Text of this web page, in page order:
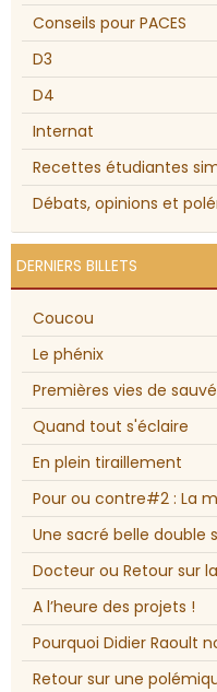
Conseils pour PACES
D3
D4
Internat
Recettes étudiantes
Débats, opinions et
DERNIERS BILLETS
Coucou
Le phénix
Premières vies de
Quand tout s'éclaire
En plein tiraillement
Pour ou contre#2 : La
Une sacré belle double
Docteur ou Retour sur
A l’heure des projets !
Pourquoi Didier Raoult
Retour sur une